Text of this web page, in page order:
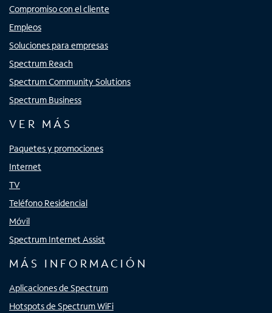
Compromiso con el cliente
Empleos
Soluciones para empresas
Spectrum Reach
Spectrum Community Solutions
Spectrum Business
VER MÁS
Paquetes y promociones
Internet
TV
Teléfono Residencial
Móvil
Spectrum Internet Assist
MÁS INFORMACIÓN
Aplicaciones de Spectrum
Hotspots de Spectrum WiFi